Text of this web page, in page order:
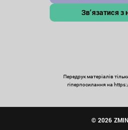
Зв’язатися з
Передрук матеріалів
гіперпосилання на
© 2026